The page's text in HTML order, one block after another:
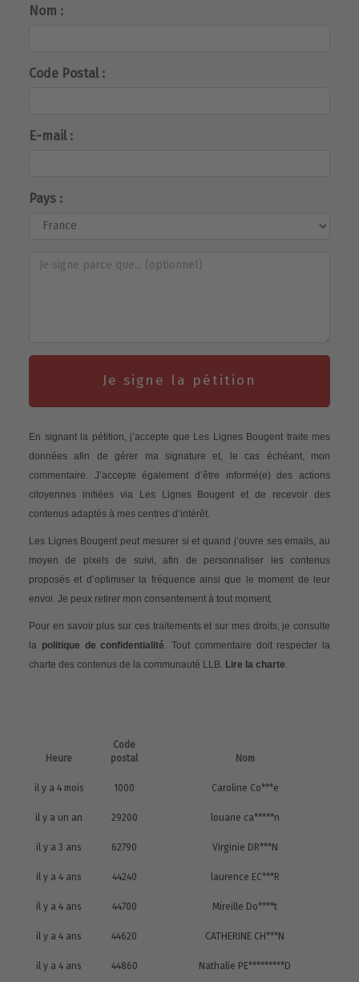
Nom :
Code Postal :
E-mail :
Pays :
Je signe la pétition
En signant la pétition, j’accepte que Les Lignes Bougent traite mes
données afin de gérer ma signature et, le cas échéant, mon
commentaire. J’accepte également d’être informé(e) des actions
citoyennes initiées via Les Lignes Bougent et de recevoir des
contenus adaptés à mes centres d’intérêt.
Les Lignes Bougent peut mesurer si et quand j’ouvre ses emails, au
moyen de pixels de suivi, afin de personnaliser les contenus
proposés et d’optimiser la fréquence ainsi que le moment de leur
envoi. Je peux retirer mon consentement à tout moment.
Pour en savoir plus sur ces traitements et sur mes droits, je consulte
la politique de confidentialité. Tout commentaire doit respecter la
charte des contenus de la communauté LLB. Lire la charte.
Heure
Code
postal
Nom
il y a 4 mois 1000 Caroline Co***e
il y a un an 29200 louane ca*****n
il y a 3 ans 62790 Virginie DR***N
il y a 4 ans 44240 laurence EC***R
il y a 4 ans 44700 Mireille Do****t
il y a 4 ans 44620 CATHERINE CH***N
il y a 4 ans 44860 Nathalie PE*********D